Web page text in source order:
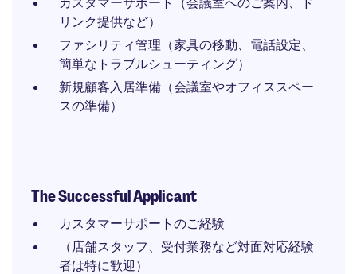
リンク提供など）
ファシリティ管理（家具の移動、電話設定、
簡単なトラブルシューティング）
新規顧客入居準備（会議室やオフィススペー
スの準備）
The Successful Applicant
カスタマーサポートのご経験
（店舗スタッフ、受付業務など対面対応経験
者は特に歓迎）